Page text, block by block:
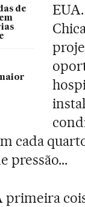
de
cada
pressão...
primeira